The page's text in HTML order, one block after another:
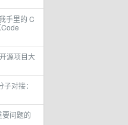
手里的 C
源项目大
对接：
问题的